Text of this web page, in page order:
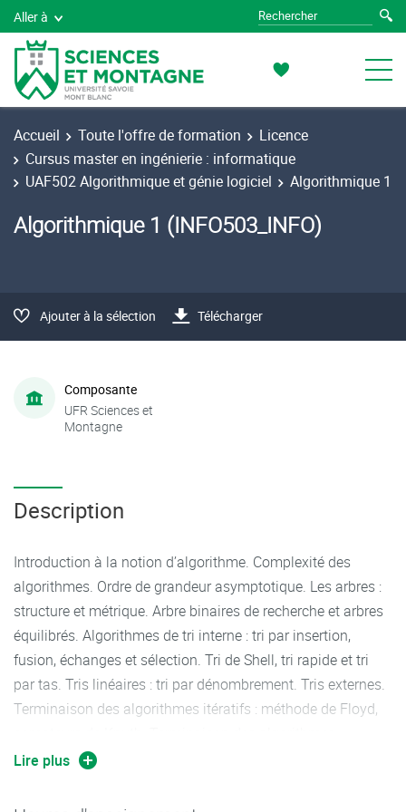
Aller à
Accueil Toute l'offre de formation
Licence
Cursus master en ingénierie : informatique
UAF502 Algorithmique et génie logiciel
Algorithmique 1
Algorithmique 1 (INFO503_INFO)
Ajouter à la sélection Télécharger
Composante
UFR Sciences et
Montagne
Description
Introduction à la notion d’algorithme. Complexité des
algorithmes. Ordre de grandeur asymptotique. Les arbres :
structure et métrique. Arbre binaires de recherche et arbres
équilibrés. Algorithmes de tri interne : tri par insertion,
fusion, échanges et sélection. Tri de Shell, tri rapide et tri
par tas. Tris linéaires : tri par dénombrement. Tris externes.
Terminaison des algorithmes itératifs : méthode de Floyd,
récursifs.
Lire plus